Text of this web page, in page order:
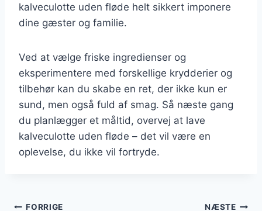
kalveculotte uden fløde helt sikkert imponere
dine gæster og familie.
Ved at vælge friske ingredienser og
eksperimentere med forskellige krydderier og
tilbehør kan du skabe en ret, der ikke kun er
sund, men også fuld af smag. Så næste gang
du planlægger et måltid, overvej at lave
kalveculotte uden fløde – det vil være en
oplevelse, du ikke vil fortryde.
FORRIGE NÆSTE